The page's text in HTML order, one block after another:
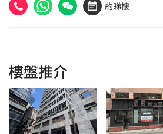
約睇樓
樓盤推介